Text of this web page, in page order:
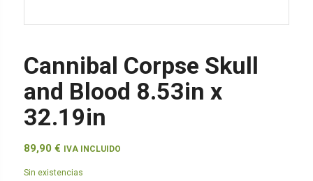
Cannibal Corpse Skull
and Blood 8.53in x
32.19in
89,90 € IVA INCLUIDO
Sin existencias